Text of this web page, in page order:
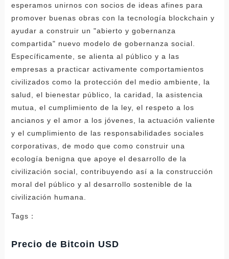
esperamos unirnos con socios de ideas afines para
promover buenas obras con la tecnología blockchain y
ayudar a construir un "abierto y gobernanza
compartida" nuevo modelo de gobernanza social.
Específicamente, se alienta al público y a las
empresas a practicar activamente comportamientos
civilizados como la protección del medio ambiente, la
salud, el bienestar público, la caridad, la asistencia
mutua, el cumplimiento de la ley, el respeto a los
ancianos y el amor a los jóvenes, la actuación valiente
y el cumplimiento de las responsabilidades sociales
corporativas, de modo que como construir una
ecología benigna que apoye el desarrollo de la
civilización social, contribuyendo así a la construcción
moral del público y al desarrollo sostenible de la
civilización humana.
Tags：
Precio de Bitcoin USD